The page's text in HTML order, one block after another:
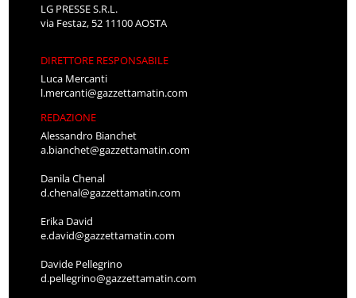
LG PRESSE S.R.L.
via Festaz, 52 11100 AOSTA
DIRETTORE RESPONSABILE
Luca Mercanti
l.mercanti@gazzettamatin.com
REDAZIONE
Alessandro Bianchet
a.bianchet@gazzettamatin.com
Danila Chenal
d.chenal@gazzettamatin.com
Erika David
e.david@gazzettamatin.com
Davide Pellegrino
d.pellegrino@gazzettamatin.com